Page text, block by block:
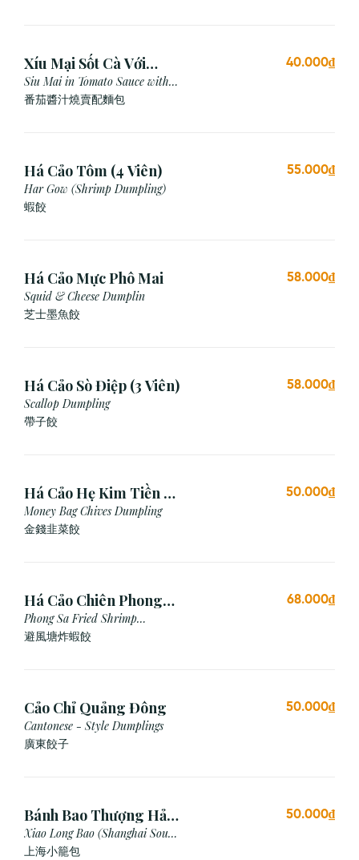
Xíu Mại Sốt Cà Với
Bánh Mì (1 Viên)
Siu Mai in Tomato Sauce with
Bread
番茄醬汁燒賣配麵包
40.000₫
Há Cảo Tôm (4 Viên)
Har Gow (Shrimp Dumpling)
蝦餃
55.000₫
Há Cảo Mực Phô Mai
Squid & Cheese Dumplin
芝⼠墨⿂餃
58.000₫
Há Cảo Sò Điệp (3 Viên)
Scallop Dumpling
帶子餃
58.000₫
Há Cảo Hẹ Kim Tiền (3
Viên)
Money Bag Chives Dumpling
金錢韭菜餃
50.000₫
Há Cảo Chiên Phong
Sa
Phong Sa Fried Shrimp
Dumpling (Garlic Breadcrumb)
避風塘炸蝦餃
68.000₫
Cảo Chỉ Quảng Đông
Cantonese - Style Dumplings
廣東餃⼦
50.000₫
Bánh Bao Thượng Hải
(3 Viên)
Xiao Long Bao (Shanghai Soup
Dumpling)
上海小籠包
50.000₫